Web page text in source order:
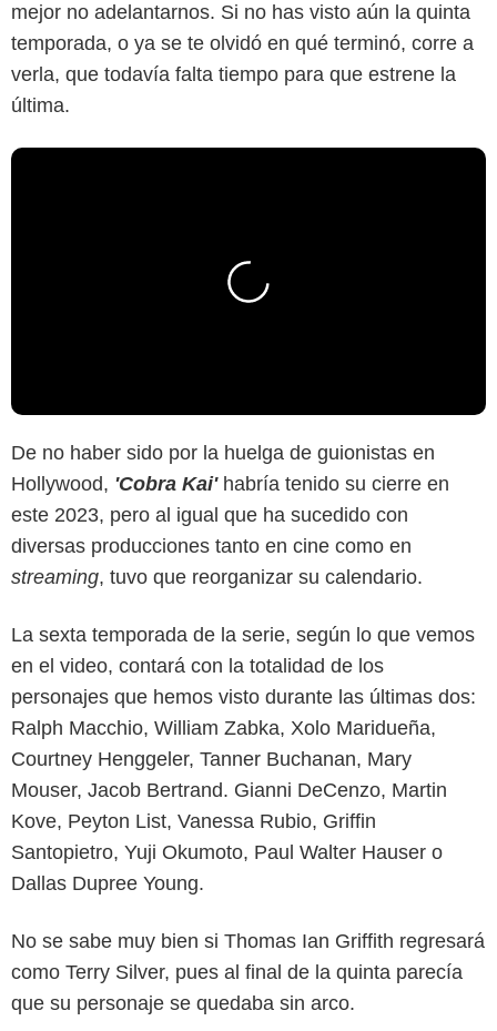
mejor no adelantarnos. Si no has visto aún la quinta
temporada, o ya se te olvidó en qué terminó, corre a
verla, que todavía falta tiempo para que estrene la
última.
De no haber sido por la huelga de guionistas en
Hollywood, 'Cobra Kai' habría tenido su cierre en
este 2023, pero al igual que ha sucedido con
diversas producciones tanto en cine como en
streaming, tuvo que reorganizar su calendario.
La sexta temporada de la serie, según lo que vemos
en el video, contará con la totalidad de los
personajes que hemos visto durante las últimas dos:
Ralph Macchio, William Zabka, Xolo Maridueña,
Courtney Henggeler, Tanner Buchanan, Mary
Mouser, Jacob Bertrand. Gianni DeCenzo, Martin
Kove, Peyton List, Vanessa Rubio, Griffin
Santopietro, Yuji Okumoto, Paul Walter Hauser o
Dallas Dupree Young.
No se sabe muy bien si Thomas Ian Griffith regresará
como Terry Silver, pues al final de la quinta parecía
que su personaje se quedaba sin arco.
Netflix